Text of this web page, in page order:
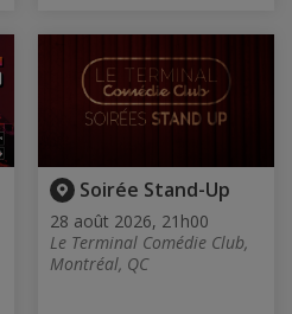
Soirée Stand-Up
28 août 2026, 21h00
Le Terminal Comédie Club,
Montréal, QC